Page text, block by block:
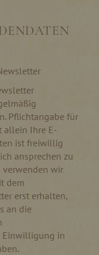
Pflichtangabe für
allein Ihre E-
ist freiwillig
ansprechen zu
verwenden wir
dem
erst erhalten,
an die
Einwilligung in